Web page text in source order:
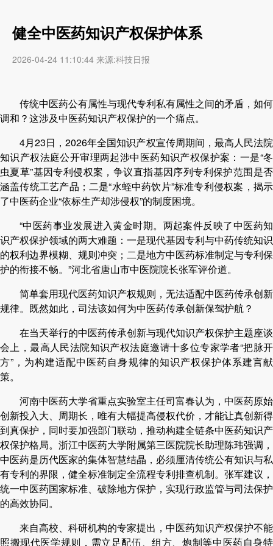
健全中医药知识产权保护体系
2026-04-24 11:10:44 来源:科技日报
传统中医药公有属性与现代专利私有属性之间的矛盾，如何
调和？这涉及中医药知识产权保护的一个痛点。
4月23日，2026年全国知识产权宣传周期间，最高人民法院
知识产权法庭公开审理两起涉中医药知识产权保护案：一是“冬
虫夏草”基因专利侵权案，争议直指基因序列专利保护范围是否
涵盖传统工艺产品；二是“水蛭中药饮片”标准专利侵权案，揭示
了中医药企业“依标生产却涉侵权”的制度困境。
“中医药事业发展进入黄金时期。两起案件反映了中医药知
识产权保护领域的两大难题：一是现代基因专利与中药传统知识
的权利边界模糊、规则冲突；二是地方中医药标准制定与专利保
护的衔接不畅。”河北省唐山市中医院院长张军评价道。
简单套用现代医药知识产权规则，无法适配中医药传承创新
规律。既然如此，司法该如何为中医药传承创新保驾护航？
在当天举行的中医药传承创新与现代知识产权保护主题座谈
会上，最高人民法院知识产权法庭邀请十多位专家学者“把脉开
方”，为构建适配中医药自身规律的知识产权保护体系建言献
策。
河南中医药大学省重点实验室主任司富春认为，中医药原始
创新投入大、周期长，唯有大幅提高侵权代价，才能让真创新得
到真保护，同时要加强部门联动，推动构建全链条中医药知识产
权保护格局。浙江中医药大学附属第三医院院长助理陈玮强调，
中医药是历代医家的集体智慧结晶，必须厘清传统公有知识与私
有专利的界限，健全标准制定全流程专利排查机制。张军建议，
统一中医药国家标准、破除地方保护，实现行政监管与司法保护
的高效协同。
来自高校、科研机构的专家提出，中医药知识产权保护不能
照搬现代医学规则，需立足配伍、组方、炮制等中医药自身特